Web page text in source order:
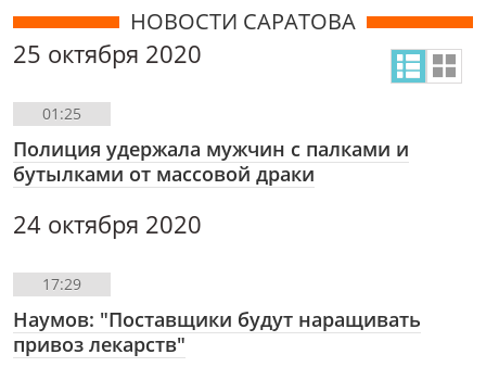
НОВОСТИ САРАТОВА
25 октября 2020
01:25
Полиция удержала мужчин с палками и
бутылками от массовой драки
24 октября 2020
17:29
Наумов: "Поставщики будут наращивать
привоз лекарств"